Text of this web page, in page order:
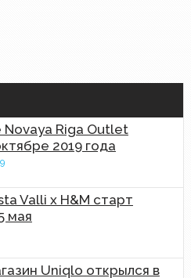
Riga Outlet
2019 года
Valli x H&M старт
мая
Uniqlo открылся в